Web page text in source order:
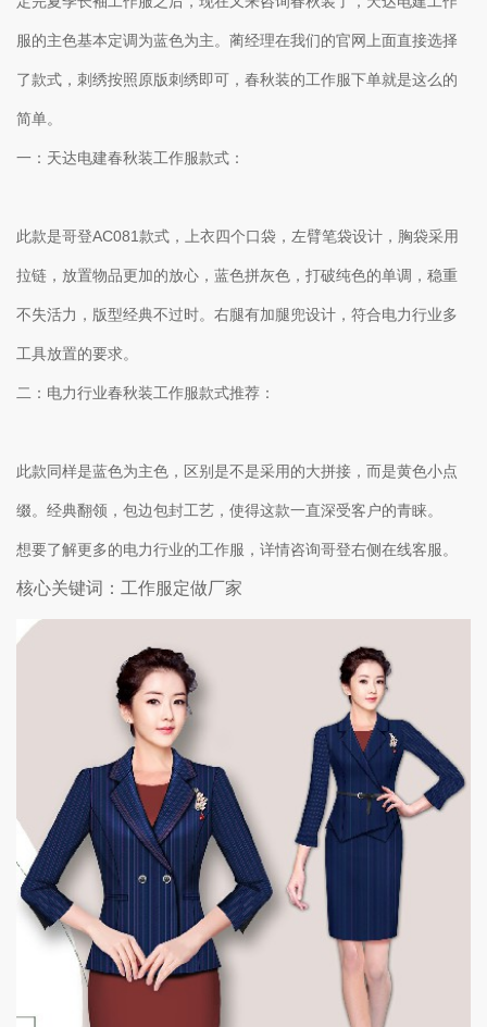
服的主色基本定调为蓝色为主。蔺经理在我们的官网上面直接选择
了款式，刺绣按照原版刺绣即可，春秋装的工作服下单就是这么的
简单。
一：天达电建春秋装工作服款式：
此款是哥登AC081款式，上衣四个口袋，左臂笔袋设计，胸袋采用
拉链，放置物品更加的放心，蓝色拼灰色，打破纯色的单调，稳重
不失活力，版型经典不过时。右腿有加腿兜设计，符合电力行业多
工具放置的要求。
二：电力行业春秋装工作服款式推荐：
此款同样是蓝色为主色，区别是不是采用的大拼接，而是黄色小点
缀。经典翻领，包边包封工艺，使得这款一直深受客户的青睐。
想要了解更多的电力行业的工作服，详情咨询哥登右侧在线客服。
核心关键词：工作服定做厂家